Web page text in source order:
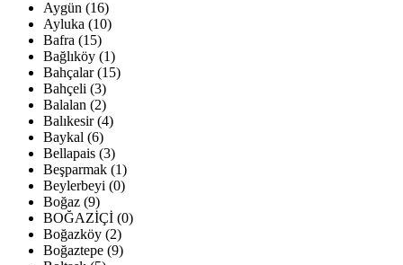
Aygün (16)
Ayluka (10)
Bafra (15)
Bağlıköy (1)
Bahçalar (15)
Bahçeli (3)
Balalan (2)
Balıkesir (4)
Baykal (6)
Bellapais (3)
Beşparmak (1)
Beylerbeyi (0)
Boğaz (9)
BOĞAZİÇİ (0)
Boğazköy (2)
Boğaztepe (9)